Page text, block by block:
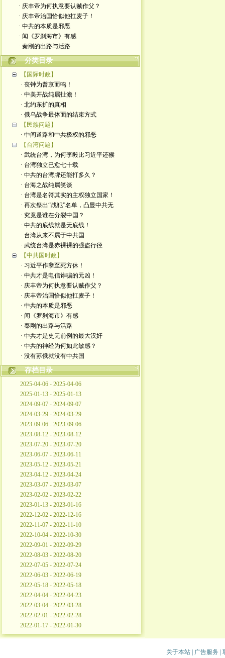
· 庆丰帝为何执意要认贼作父？
· 庆丰帝治国恰似他扛麦子！
· 中共的本质是邪恶
· 闻《罗刹海市》有感
· 秦刚的出路与活路
分类目录
【国际时政】
· 丧钟为普京而鸣！
· 中美开战纯属扯澹！
· 北约东扩的真相
· 俄乌战争最体面的结束方式
【民族问题】
· 中间道路和中共极权的邪恶
【台湾问题】
· 武统台湾，为何李毅比习近平还猴
· 台湾独立已愈七十载
· 中共的台湾牌还能打多久？
· 台海之战纯属笑谈
· 台湾是名符其实的主权独立国家！
· 再次祭出“战犯”名单，凸显中共无
· 究竟是谁在分裂中国？
· 中共的底线就是无底线！
· 台湾从来不属于中共国
· 武统台湾是赤裸裸的强盗行径
【中共国时政】
· 习近平作孽至死方休！
· 中共才是电信诈骗的元凶！
· 庆丰帝为何执意要认贼作父？
· 庆丰帝治国恰似他扛麦子！
· 中共的本质是邪恶
· 闻《罗刹海市》有感
· 秦刚的出路与活路
· 中共才是史无前例的最大汉奸
· 中共的神经为何如此敏感？
· 没有苏俄就没有中共国
存档目录
2025-04-06 - 2025-04-06
2025-01-13 - 2025-01-13
2024-09-07 - 2024-09-07
2024-03-29 - 2024-03-29
2023-09-06 - 2023-09-06
2023-08-12 - 2023-08-12
2023-07-20 - 2023-07-20
2023-06-07 - 2023-06-11
2023-05-12 - 2023-05-21
2023-04-12 - 2023-04-24
2023-03-07 - 2023-03-07
2023-02-02 - 2023-02-22
2023-01-13 - 2023-01-16
2022-12-02 - 2022-12-16
2022-11-07 - 2022-11-10
2022-10-04 - 2022-10-30
2022-09-01 - 2022-09-29
2022-08-03 - 2022-08-20
2022-07-05 - 2022-07-24
2022-06-03 - 2022-06-19
2022-05-18 - 2022-05-18
2022-04-04 - 2022-04-23
2022-03-04 - 2022-03-28
2022-02-01 - 2022-02-28
2022-01-17 - 2022-01-30
关于本站| 广告服务